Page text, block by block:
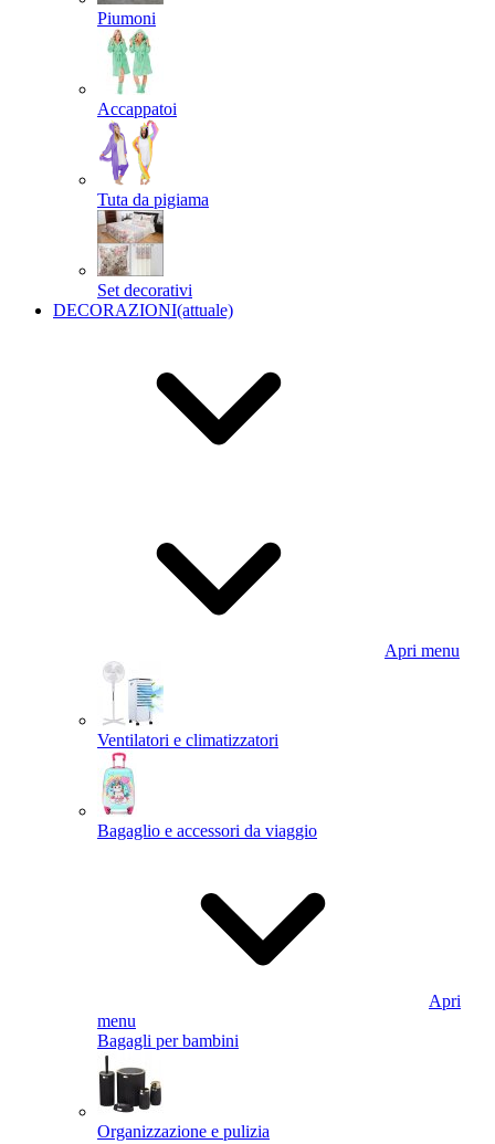
Piumoni
Accappatoi
Tuta da pigiama
Set decorativi
DECORAZIONI(attuale)
Apri menu
Ventilatori e climatizzatori
Bagaglio e accessori da viaggio
Apri
menu
Bagagli per bambini
Organizzazione e pulizia